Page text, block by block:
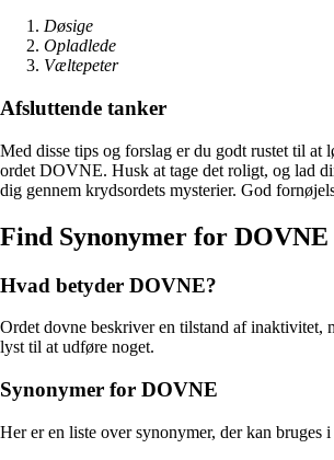
Døsige
Opladlede
Væltepeter
Afsluttende tanker
Med disse tips og forslag er du godt rustet til at
ordet DOVNE. Husk at tage det roligt, og lad
dig gennem krydsordets mysterier. God
Find Synonymer for DOVNE
Hvad betyder DOVNE?
Ordet dovne beskriver en tilstand af inaktivitet,
lyst til at udføre noget.
Synonymer for DOVNE
Her er en liste over synonymer, der kan bruges